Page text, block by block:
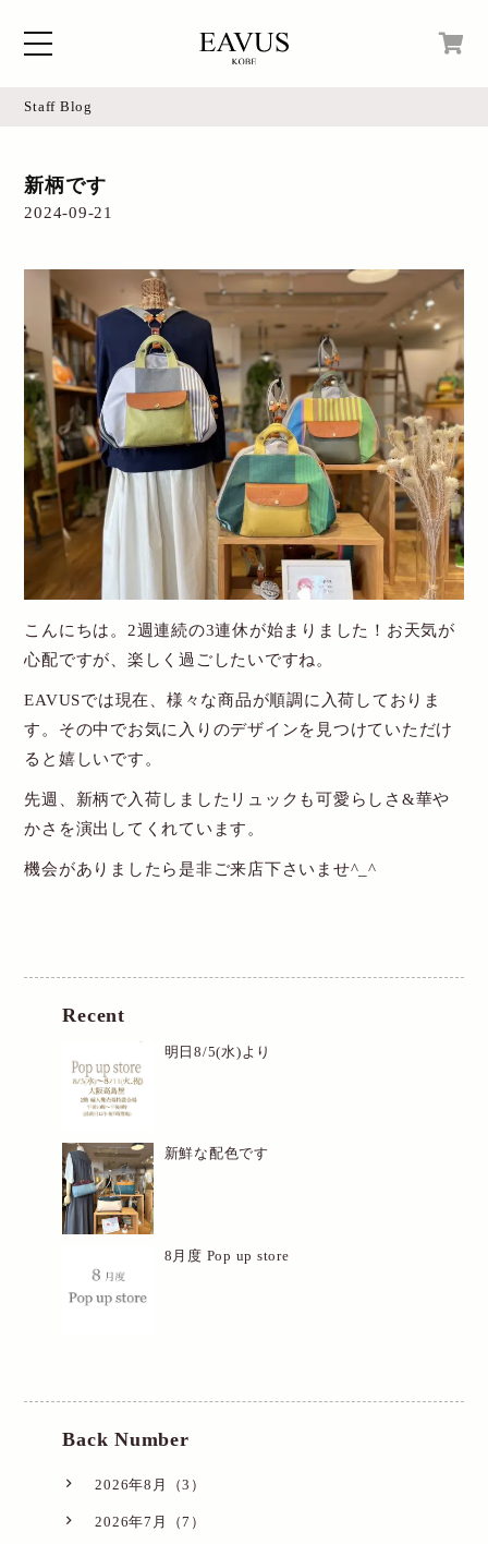
Blog
Online Shop
Instagram
Login
New Account
送料・お支払について
特定商取引関連表記
お問い合わせ
Staff Blog
新柄です
2024-09-21
こんにちは。2週連続の3連休が始まりました！お天気が
心配ですが、楽しく過ごしたいですね。
EAVUSでは現在、様々な商品が順調に入荷しておりま
す。 その中でお気に入りのデザインを見つけていただけ
ると嬉しいです。
先週、新柄で入荷しましたリュックも可愛らしさ&華や
かさを演出してくれています。
機会がありましたら是非ご来店下さいませ^_^
Recent
明日8/5(水)より
新鮮な配色です
8月度 Pop up store
Back Number
2026年8月（3）
2026年7月（7）